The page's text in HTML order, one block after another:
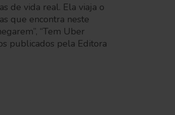
de vida real. Ela viaja o
que encontra neste
“Tem Uber
publicados pela Editora